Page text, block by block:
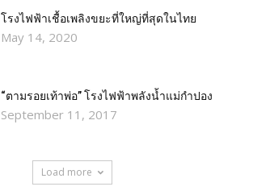
โรงไฟฟ้าเชื้อเพลิงขยะที่ใหญ่ที่สุดในไทย
May 14, 2020
“ตามรอยเท้าพ่อ” โรงไฟฟ้าพลังน้ำแม่กำปอง
September 11, 2017
Load more